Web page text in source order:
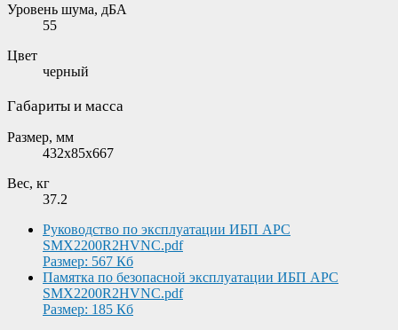
Уровень шума, дБА
55
Цвет
черный
Габариты и масса
Размер, мм
432x85x667
Вес, кг
37.2
Руководство по эксплуатации ИБП APC
SMX2200R2HVNC.pdf
Размер: 567 Кб
Памятка по безопасной эксплуатации ИБП APC
SMX2200R2HVNC.pdf
Размер: 185 Кб